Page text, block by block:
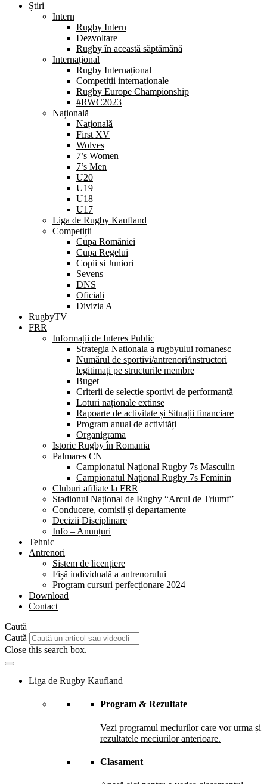
Știri
Intern
Rugby Intern
Dezvoltare
Rugby în această săptămână
Internațional
Rugby Internațional
Competiții internaționale
Rugby Europe Championship
#RWC2023
Națională
Națională
First XV
Wolves
7’s Women
7’s Men
U20
U19
U18
U17
Liga de Rugby Kaufland
Competiții
Cupa României
Cupa Regelui
Copii si Juniori
Sevens
DNS
Oficiali
Divizia A
RugbyTV
FRR
Informații de Interes Public
Strategia Nationala a rugbyului romanesc
Numărul de sportivi/antrenori/instructori
legitimați pe structurile membre
Buget
Criterii de selecție sportivi de performanță
Loturi naționale extinse
Rapoarte de activitate și Situații financiare
Program anual de activități
Organigrama
Istoric Rugby în Romania
Palmares CN
Campionatul Național Rugby 7s Masculin
Campionatul Național Rugby 7s Feminin
Cluburi afiliate la FRR
Stadionul Național de Rugby “Arcul de Triumf”
Conducere, comisii și departamente
Decizii Disciplinare
Info – Anunțuri
Tehnic
Antrenori
Sistem de licențiere
Fișă individuală a antrenorului
Program cursuri perfecționare 2024
Download
Contact
Caută
Caută
Close this search box.
Liga de Rugby Kaufland
Program & Rezultate
Vezi programul meciurilor care vor urma și
rezultatele meciurilor anterioare.
Clasament